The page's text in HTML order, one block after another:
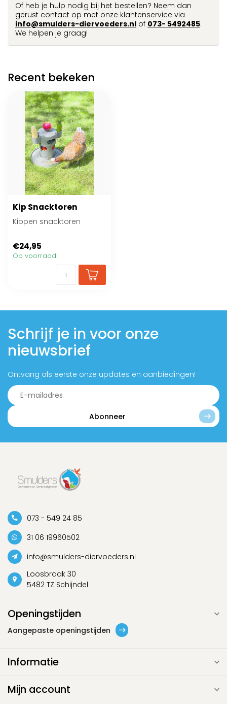
Of heb je hulp nodig bij het bestellen? Neem dan
gerust contact op met onze klantenservice via
info@smulders-diervoeders.nl of 073- 5492485.
We helpen je graag!
Recent bekeken
Kip Snacktoren
Kippen snacktoren
€24,95
Op voorraad
Schrijf je in voor onze
nieuwsbrief
Ontvang als eerste onze updates en aanbiedingen!
Abonneer
073 - 549 24 85
31 06 19960502
info@smulders-diervoeders.nl
Loosbraak 30
5482 TZ Schijndel
Openingstijden
Aangepaste openingstijden
Informatie
Mijn account